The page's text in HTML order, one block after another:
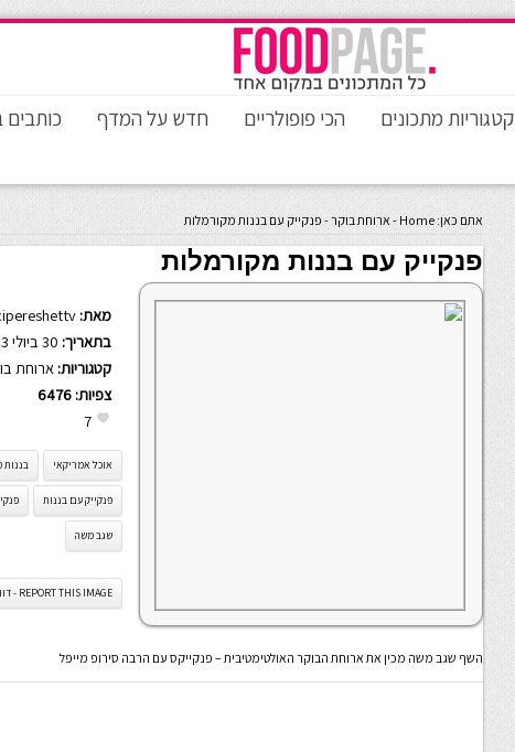
קטגוריות מתכונים הכי פופולריים חדש על המדף
אתם כאן: Home
- ארוחת בוקר-פנקייק עם בננות מקורמלות
פנקייק עם בננות מקורמלות
מאת:
בתאריך:
קטגוריות: ארוחת
צפיות: 6476
7
אוכל אמריקאי בננות
פנקייק עם בננות
שגב משה
REPORT THIS IMAGE - דווח על תמונה זו
השף שגב משה מכין את ארוחת הבוקר האולטימטיבית – פנקייקס עם הרבה סירופ מייפל